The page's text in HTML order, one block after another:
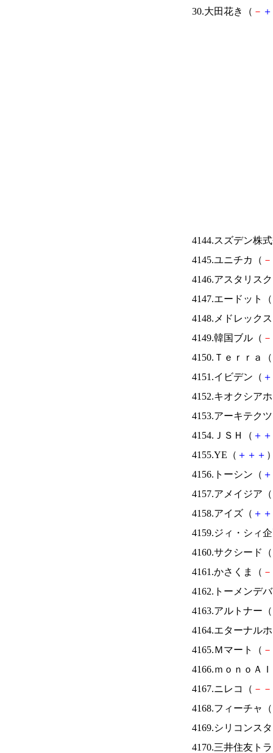
30.大田花き（ － ＋
4144.スズデン株
4145.ユニチカ（ －
4146.アスタリス
4147.エードット（
4148.メドレック
4149.韓国ブル（ －
4150.Ｔｅｒｒａ（
4151.イビデン（ ＋
4152.キオクシア
4153.アーキテク
4154.ＪＳＨ（ ＋ ＋
4155.YE（ ＋ ＋ ＋
4156.トーシン（ ＋
4157.アメイジア（
4158.アイズ（ ＋ ＋
4159.ジィ・シィ
4160.サクシード（
4161.かさくま（ －
4162.トーメンデ
4163.アルトナー（
4164.エターナル
4165.Ｍマート（ －
4166.ｍｏｎｏＡ
4167.ニレコ（ － －
4168.フィーチャ（
4169.シリコンス
4170.三井住友ト